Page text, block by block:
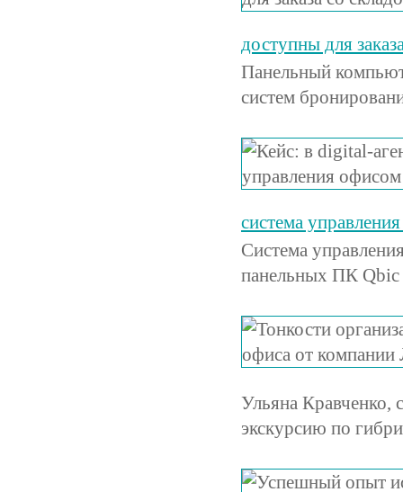
доступны для
Панельный
систем
система
Cистема
панельных ПК
Ульяна
экскурсию по